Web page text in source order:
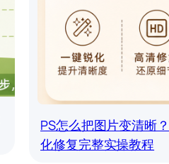
PS怎么把图片变清晰
化修复完整实操教程